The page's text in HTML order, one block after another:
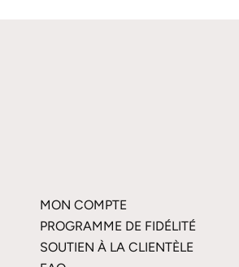
MON COMPTE
PROGRAMME DE FIDÉLITÉ
SOUTIEN À LA CLIENTÈLE